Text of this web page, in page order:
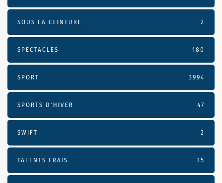
SOUS LA CEINTURE 2
SPECTACLES 180
SPORT 3994
SPORTS D'HIVER 47
SWIFT 2
TALENTS FRAIS 35